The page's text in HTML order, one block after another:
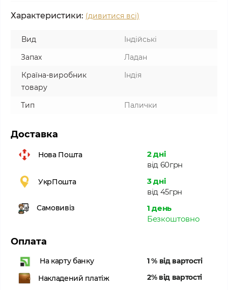
Характеристики: (дивитися всі)
Вид
Індійські
Запах
Ладан
Країна-виробник
товару
Індія
Тип Палички
Доставка
Нова Пошта
2 дні
від 60грн
УкрПошта
3 дні
від 45грн
Самовивіз
1 день
Безкоштовно
Оплата
На карту банку
1 % від вартості
Накладений платіж
2% від вартості